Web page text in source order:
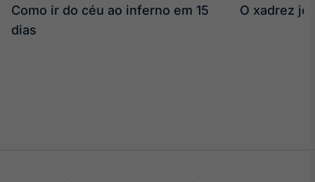
Como ir do céu ao inferno em 15
dias
O xadrez